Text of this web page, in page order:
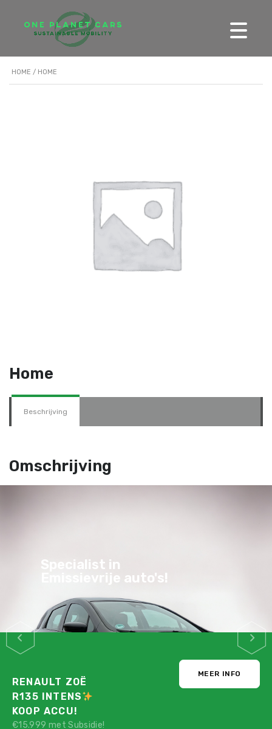
HOME / HOME
Home
Beschrijving
Omschrijving
Specialist in
Emissievrije auto's!
RENAULT ZOË
R135 INTENS
KOOP ACCU!
€15.999 met Subsidie!
MEER INFO